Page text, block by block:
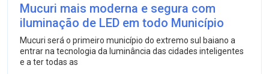
Mucuri mais moderna e segura com
iluminação de LED em todo Município
Mucuri será o primeiro município do extremo sul baiano a
entrar na tecnologia da luminância das cidades inteligentes
e a ter todas as